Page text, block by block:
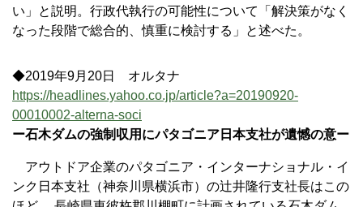
い」と説明。行政代執行の可能性について「解決策がなく
なった段階で総合的、慎重に検討する」と述べた。
◆2019年9月20日 オルタナ
https://headlines.yahoo.co.jp/article?a=20190920-
00010002-alterna-soci
ー石木ダムの強制収用にパタゴニア日本支社が遺憾の意ー
アウトドア企業のパタゴニア・インターナショナル・イ
ンク日本支社（神奈川県横浜市）の辻井隆行支社長はこの